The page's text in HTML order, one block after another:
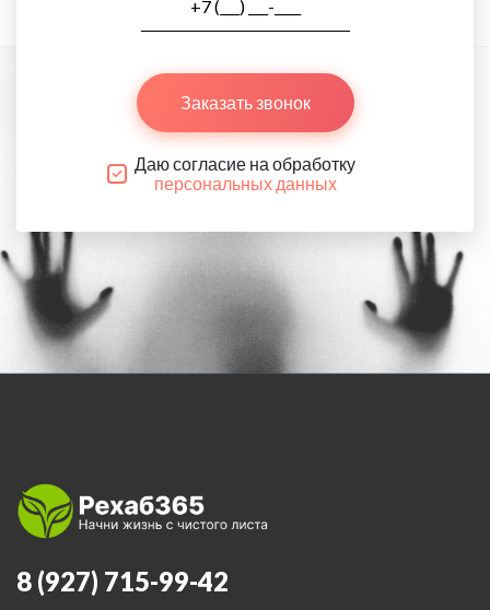
Заказать звонок
Даю согласие на обработку
персональных данных
8 (927) 715-99-42